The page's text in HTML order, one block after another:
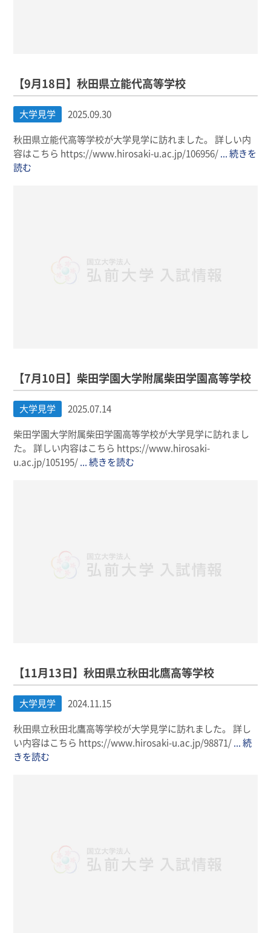
【9月18日】秋田県立能代高等学校
大学見学 2025.09.30
秋田県立能代高等学校が大学見学に訪れました。 詳しい内
容はこちら https://www.hirosaki-u.ac.jp/106956/
... 続きを
読む
【7月10日】柴田学園大学附属柴田学園高等学校
大学見学 2025.07.14
柴田学園大学附属柴田学園高等学校が大学見学に訪れまし
た。 詳しい内容はこちら https://www.hirosaki-
u.ac.jp/105195/
... 続きを読む
【11月13日】秋田県立秋田北鷹高等学校
大学見学 2024.11.15
秋田県立秋田北鷹高等学校が大学見学に訪れました。 詳し
い内容はこちら https://www.hirosaki-u.ac.jp/98871/
... 続
きを読む